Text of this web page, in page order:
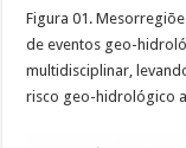
Figura 01.
de eventos geo-
multidisciplinar,
risco geo-hidrológico